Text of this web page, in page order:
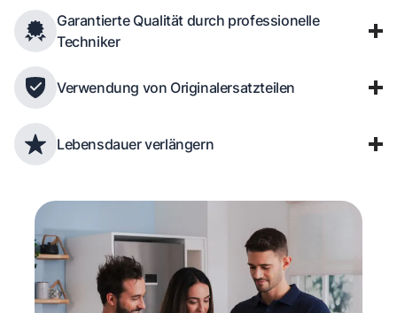
Garantierte Qualität durch professionelle
Techniker
Verwendung von Originalersatzteilen
Lebensdauer verlängern